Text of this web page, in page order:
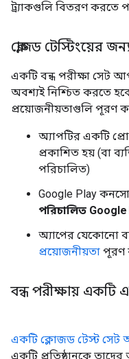
ট্র্যাকগুলি বিতরণ করতে
ক্লোজড টেস্টিংয়ের
একটি বন্ধ পরীক্ষা সেট
অবশ্যই নিশ্চিত করতে
প্রয়োজনীয়তাগুলি পূরণ
অ্যাপটির একটি
প্রকাশিত হয় (বা
পরিচালিত)
Google Play
পরিচালিত
অ্যাপের যেকোনো
প্রয়োজনীয়তা পূরণ
বন্ধ পরীক্ষায় একটি
একটি ক্লোজড টেস্ট
একটি প্রতিষ্ঠানকে